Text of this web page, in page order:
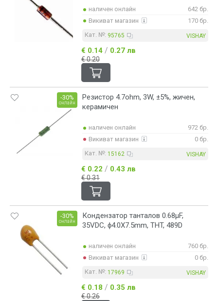
наличен онлайн
642 бр.
Викиват магазин
170 бр.
Кат. №: 95765 VISHAY
€ 0.14 / 0.27 лв
€ 0.20
Резистор 4.7ohm, 3W, ±5%, жичен,
керамичен
-30%
онлайн
наличен онлайн
972 бр.
Викиват магазин
0 бр.
Кат. №: 15162 VISHAY
€ 0.22 / 0.43 лв
€ 0.31
Кондензатор танталов 0.68µF,
35VDC, ϕ4.0X7.5mm, THT, 489D
-30%
онлайн
наличен онлайн
760 бр.
Викиват магазин
0 бр.
Кат. №: 17969 VISHAY
€ 0.18 / 0.35 лв
€ 0.26